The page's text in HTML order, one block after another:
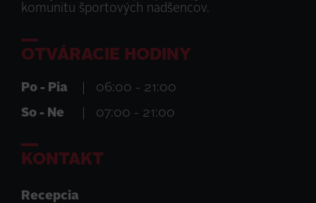
komunitu športových nadšencov.
OTVÁRACIE HODINY
Po - Pia
06:00 - 21:00
So - Ne
07:00 - 21:00
KONTAKT
Recepcia